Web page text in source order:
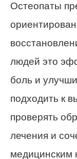
Остеопаты
людей это
боль и
подходить к
проверять
лечения и
медицинским